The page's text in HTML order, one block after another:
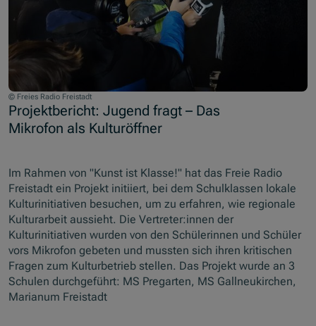
© Freies Radio Freistadt
Projektbericht: Jugend fragt – Das
Mikrofon als Kulturöffner
Im Rahmen von "Kunst ist Klasse!" hat das Freie Radio
Freistadt ein Projekt initiiert, bei dem Schulklassen lokale
Kulturinitiativen besuchen, um zu erfahren, wie regionale
Kulturarbeit aussieht. Die Vertreter:innen der
Kulturinitiativen wurden von den Schülerinnen und Schüler
vors Mikrofon gebeten und mussten sich ihren kritischen
Fragen zum Kulturbetrieb stellen. Das Projekt wurde an 3
Schulen durchgeführt: MS Pregarten, MS Gallneukirchen,
Marianum Freistadt